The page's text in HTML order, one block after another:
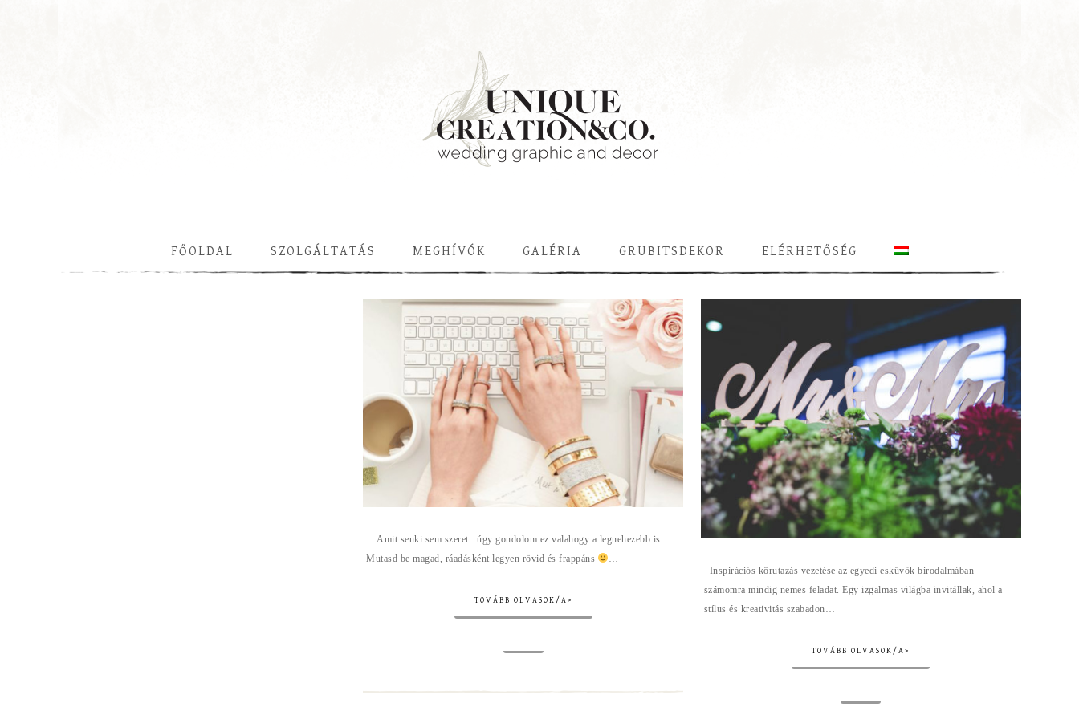
FŐOLDAL SZOLGÁLTATÁS MEGHÍVÓK GALÉRIA GRUBITSDEKOR ELÉRHETŐSÉG
Amit senki sem szeret.. úgy gondolom ez valahogy a legnehezebb is.
Mutasd be magad, ráadásként legyen rövid és frappáns
…
TOVÁBB OLVASOK/A>
Inspirációs körutazás vezetése az egyedi esküvők birodalmában
számomra mindig nemes feladat. Egy izgalmas világba invitállak, ahol a
stílus és kreativitás szabadon…
TOVÁBB OLVASOK/A>